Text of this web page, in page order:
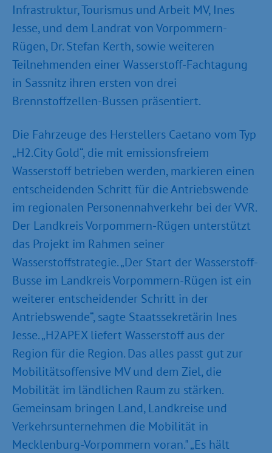
Infrastruktur, Tourismus und Arbeit MV, Ines
Jesse, und dem Landrat von Vorpommern-
Rügen, Dr. Stefan Kerth, sowie weiteren
Teilnehmenden einer Wasserstoff-Fachtagung
in Sassnitz ihren ersten von drei
Brennstoffzellen-Bussen präsentiert.
Die Fahrzeuge des Herstellers Caetano vom Typ
„H2.City Gold“, die mit emissionsfreiem
Wasserstoff betrieben werden, markieren einen
entscheidenden Schritt für die Antriebswende
im regionalen Personennahverkehr bei der VVR.
Der Landkreis Vorpommern-Rügen unterstützt
das Projekt im Rahmen seiner
Wasserstoffstrategie. „Der Start der Wasserstoff-
Busse im Landkreis Vorpommern-Rügen ist ein
weiterer entscheidender Schritt in der
Antriebswende“, sagte Staatssekretärin Ines
Jesse. „H2APEX liefert Wasserstoff aus der
Region für die Region. Das alles passt gut zur
Mobilitätsoffensive MV und dem Ziel, die
Mobilität im ländlichen Raum zu stärken.
Gemeinsam bringen Land, Landkreise und
Verkehrsunternehmen die Mobilität in
Mecklenburg-Vorpommern voran." „Es hält